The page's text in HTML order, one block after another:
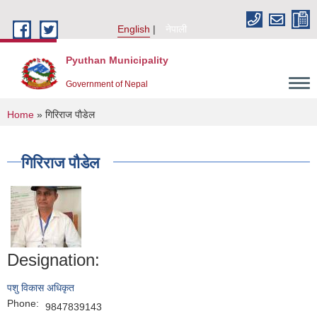
English
नेपाली
Pyuthan Municipality
Government of Nepal
You are here
Home » गिरिराज पाैडेल
गिरिराज पाैडेल
Designation:
पशु विकास अधिकृत
Phone:
9847839143